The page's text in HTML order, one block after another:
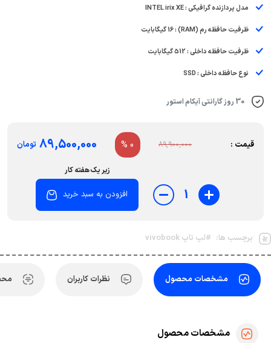
مدل پردازنده گرافیکی : INTEL irix XE
ظرفیت حافظه رم (RAM) : 16 گیگابایت
ظرفیت حافظه داخلی : 512 گیگابایت
نوع حافظه داخلی : SSD
30 روز گارانتی آیکام استور
قیمت : 89,900,000
0 %
89,500,000 تومان
1
زیر یک هفته کار
افزودن به سبد خرید
برچسب ها: #لپ تاپ vivobook
مشخصات محصول نظرات کاربران
مشخصات محصول